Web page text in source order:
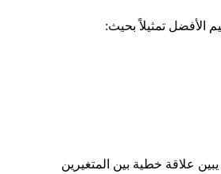
الأفضل تمثيلاً بحيث:
علاقة خطية بين المتغيرين